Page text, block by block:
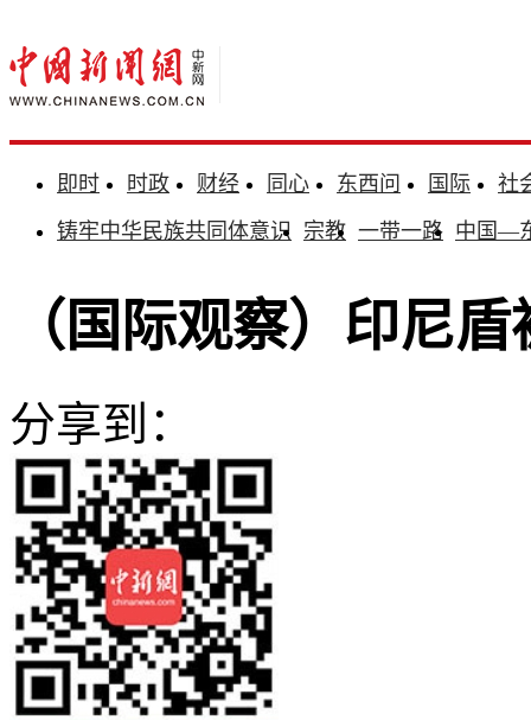
即时 时政 财经 同心 东西问 国际
社
铸牢中华民族共同体意识 宗教 一带一路 中国—
（国际观察）印尼
分享到：